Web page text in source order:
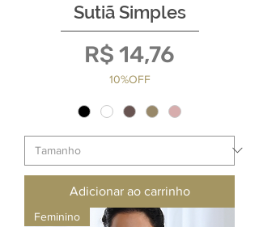
Sutiã Simples
Preço
R$ 14,76
10%OFF
Adicionar ao carrinho
Feminino